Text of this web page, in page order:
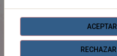
¡Este producto no tiene
PRODUCTOS